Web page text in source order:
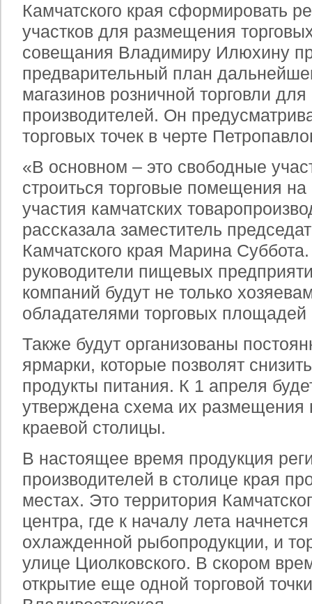
Камчатского края сформировать
участков для размещения
совещания Владимиру Илюхину
предварительный план
магазинов розничной торговли
производителей. Он
торговых точек в черте
«В основном – это свободные
строиться торговые помещения на
участия камчатских
рассказала заместитель
Камчатского края Марина
руководители пищевых
компаний будут не только
обладателями торговых площадей
Также будут организованы
ярмарки, которые позволят
продукты питания. К 1 апреля
утверждена схема их размещения
краевой столицы.
В настоящее время продукция
производителей в столице края
местах. Это территория
центра, где к началу лета
охлажденной рыбопродукции, и
улице Циолковского. В скором
открытие еще одной торговой